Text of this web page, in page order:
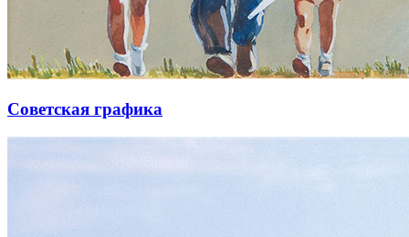
Советская графика